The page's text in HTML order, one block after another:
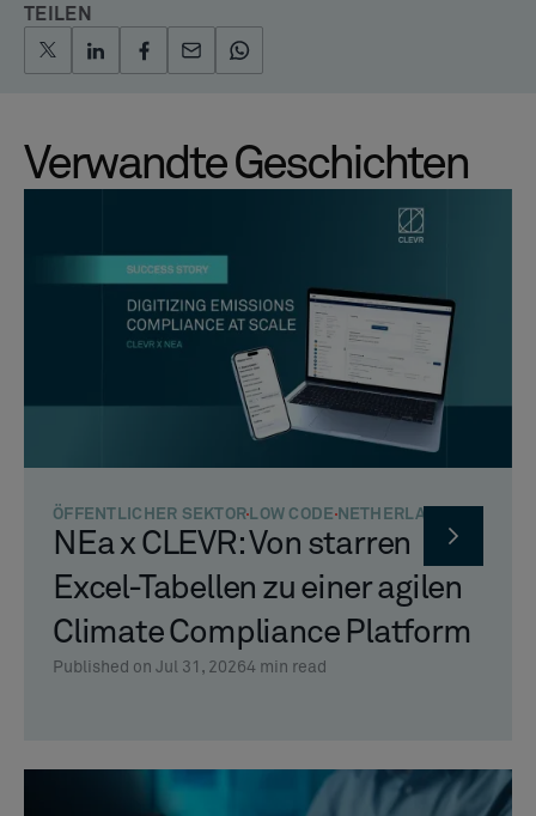
TEILEN
Verwandte Geschichten
ÖFFENTLICHER SEKTOR LOW CODE NETHERLANDS
NEa x CLEVR: Von starren
Excel-Tabellen zu einer agilen
Climate Compliance Platform
Published on Jul 31, 20264 min read